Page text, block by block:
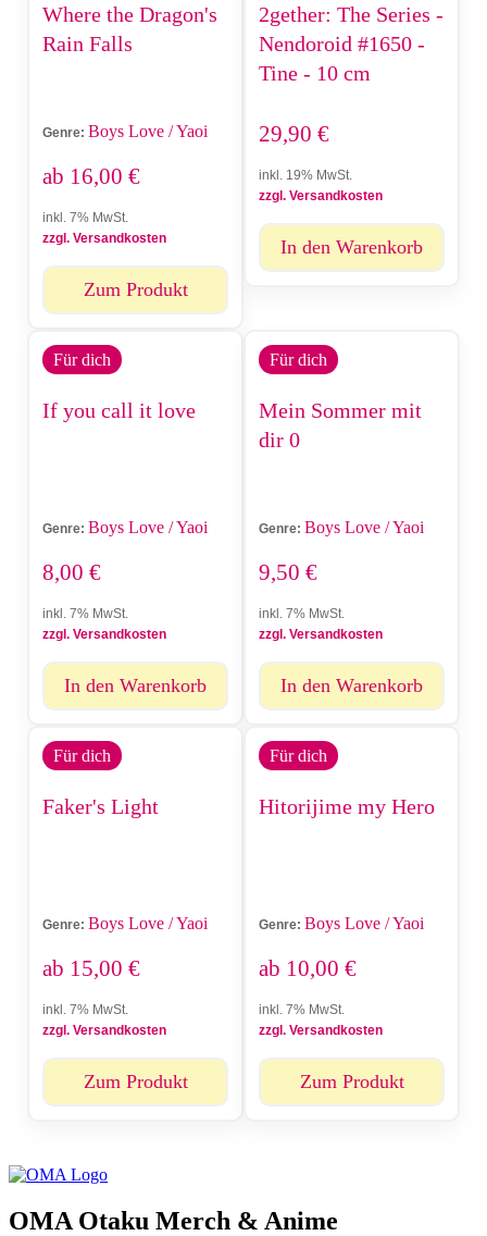
Where the Dragon's
Rain Falls
Genre: Boys Love / Yaoi
ab 16,00 €
inkl. 7% MwSt.
zzgl. Versandkosten
Zum Produkt
2gether: The Series -
Nendoroid #1650 -
Tine - 10 cm
29,90 €
inkl. 19% MwSt.
zzgl. Versandkosten
In den Warenkorb
Für dich
If you call it love
Genre: Boys Love / Yaoi
8,00 €
inkl. 7% MwSt.
zzgl. Versandkosten
In den Warenkorb
Für dich
Mein Sommer mit
dir 0
Genre: Boys Love / Yaoi
9,50 €
inkl. 7% MwSt.
zzgl. Versandkosten
In den Warenkorb
Für dich
Faker's Light
Genre: Boys Love / Yaoi
ab 15,00 €
inkl. 7% MwSt.
zzgl. Versandkosten
Zum Produkt
Für dich
Hitorijime my Hero
Genre: Boys Love / Yaoi
ab 10,00 €
inkl. 7% MwSt.
zzgl. Versandkosten
Zum Produkt
OMA Otaku Merch & Anime